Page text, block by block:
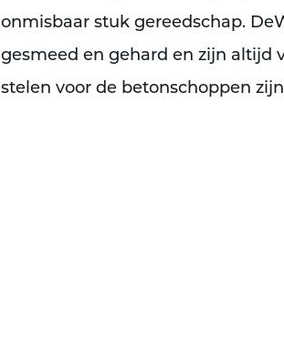
onmisbaar stuk gereedschap.
gesmeed en gehard en zijn altijd
stelen voor de betonschoppen